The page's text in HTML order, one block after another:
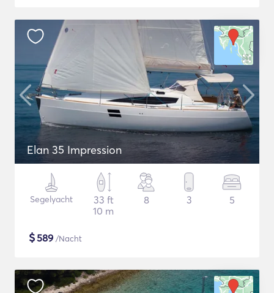
Elan 35 Impression
Segelyacht
33 ft
10 m
8 3 5
$589 /Nacht